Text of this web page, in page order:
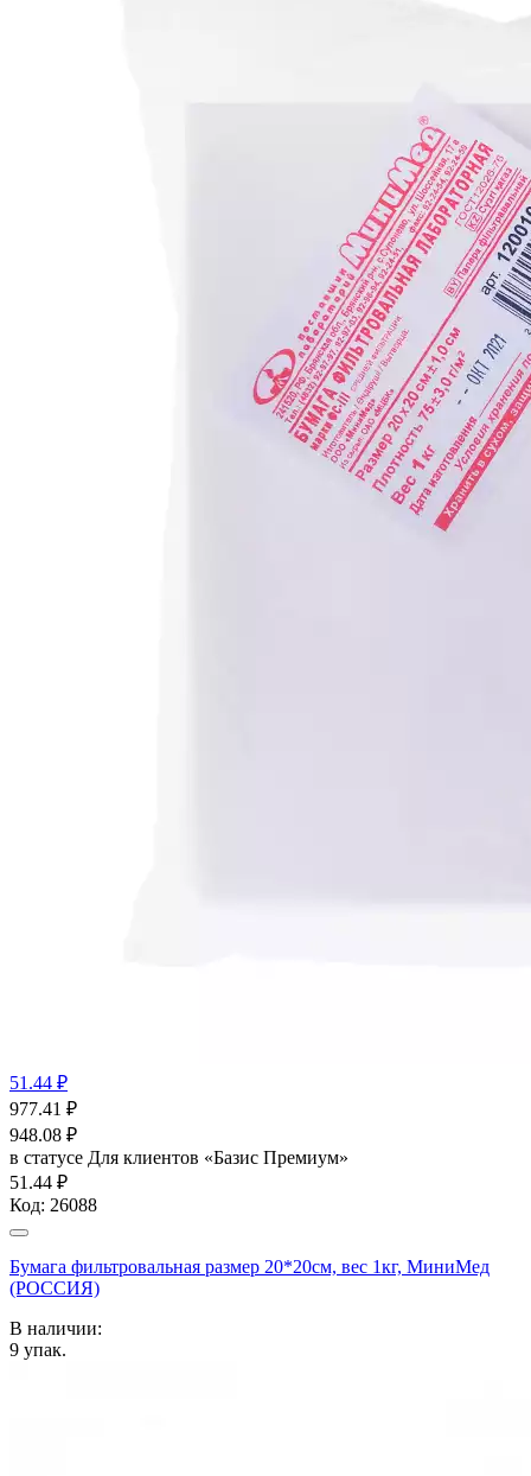
51.44 ₽
977.41 ₽
948.08 ₽
в статусе Для клиентов «Базис Премиум»
51.44 ₽
Код: 26088
Бумага фильтровальная размер 20*20см, вес 1кг, МиниМед
(РОССИЯ)
В наличии:
9 упак.